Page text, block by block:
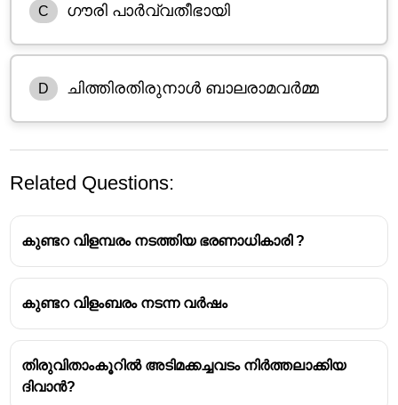
C ഗൗരി പാർവ്വതീഭായി
D ചിത്തിരതിരുനാൾ ബാലരാമവർമ്മ
Related Questions:
കുണ്ടറ വിളമ്പരം നടത്തിയ ഭരണാധികാരി ?
കുണ്ടറ വിളംബരം നടന്ന വർഷം
തിരുവിതാംകൂറിൽ അടിമക്കച്ചവടം നിർത്തലാക്കിയ
ദിവാൻ?